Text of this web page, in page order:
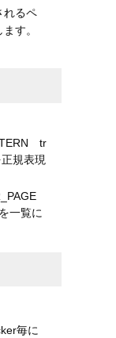
れるペ
す。
tr
規表現
一覧に
毎に